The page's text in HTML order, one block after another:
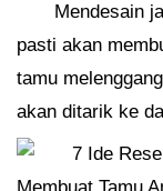
Mendesain
pasti akan
tamu
akan ditarik ke